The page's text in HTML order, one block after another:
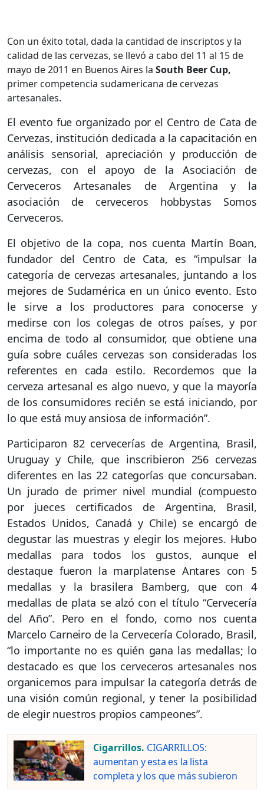
Con un éxito total, dada la cantidad de inscriptos y la
calidad de las cervezas, se llevó a cabo del 11 al 15 de
mayo de 2011 en Buenos Aires la South Beer Cup,
primer competencia sudamericana de cervezas
artesanales.
El evento fue organizado por el Centro de Cata de
Cervezas, institución dedicada a la capacitación en
análisis sensorial, apreciación y producción de
cervezas, con el apoyo de la Asociación de
Cerveceros Artesanales de Argentina y la
asociación de cerveceros hobbystas Somos
Cerveceros.
El objetivo de la copa, nos cuenta Martín Boan,
fundador del Centro de Cata, es “impulsar la
categoría de cervezas artesanales, juntando a los
mejores de Sudamérica en un único evento. Esto
le sirve a los productores para conocerse y
medirse con los colegas de otros países, y por
encima de todo al consumidor, que obtiene una
guía sobre cuáles cervezas son consideradas los
referentes en cada estilo. Recordemos que la
cerveza artesanal es algo nuevo, y que la mayoría
de los consumidores recién se está iniciando, por
lo que está muy ansiosa de información”.
Participaron 82 cervecerías de Argentina, Brasil,
Uruguay y Chile, que inscribieron 256 cervezas
diferentes en las 22 categorías que concursaban.
Un jurado de primer nivel mundial (compuesto
por jueces certificados de Argentina, Brasil,
Estados Unidos, Canadá y Chile) se encargó de
degustar las muestras y elegir los mejores. Hubo
medallas para todos los gustos, aunque el
destaque fueron la marplatense Antares con 5
medallas y la brasilera Bamberg, que con 4
medallas de plata se alzó con el título “Cervecería
del Año”. Pero en el fondo, como nos cuenta
Marcelo Carneiro de la Cervecería Colorado, Brasil,
“lo importante no es quién gana las medallas; lo
destacado es que los cerveceros artesanales nos
organicemos para impulsar la categoría detrás de
una visión común regional, y tener la posibilidad
de elegir nuestros propios campeones”.
Cigarrillos. CIGARRILLOS:
aumentan y esta es la lista
completa y los que más subieron